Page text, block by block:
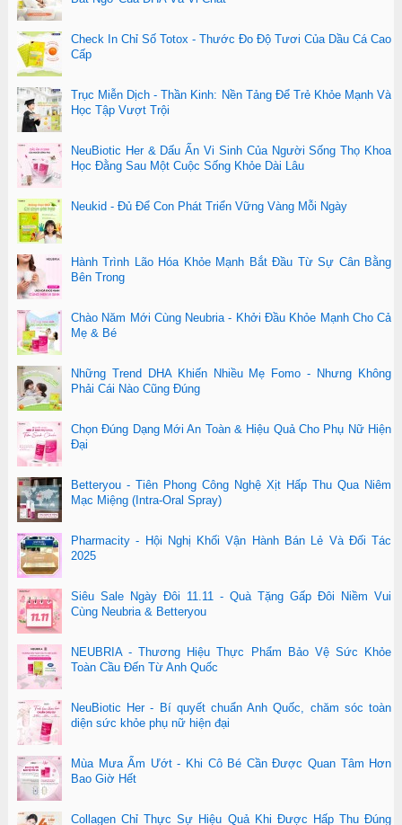
Check In Chỉ Số Totox - Thước Đo Độ Tươi Của Dầu Cá Cao
Cấp
Trục Miễn Dịch - Thần Kinh: Nền Tảng Để Trẻ Khỏe Mạnh Và
Học Tập Vượt Trội
NeuBiotic Her & Dấu Ấn Vi Sinh Của Người Sống Thọ Khoa
Học Đằng Sau Một Cuộc Sống Khỏe Dài Lâu
Neukid - Đủ Để Con Phát Triển Vững Vàng Mỗi Ngày
Hành Trình Lão Hóa Khỏe Mạnh Bắt Đầu Từ Sự Cân Bằng
Bên Trong
Chào Năm Mới Cùng Neubria - Khởi Đầu Khỏe Mạnh Cho Cả
Mẹ & Bé
Những Trend DHA Khiến Nhiều Mẹ Fomo - Nhưng Không
Phải Cái Nào Cũng Đúng
Chọn Đúng Dạng Mới An Toàn & Hiệu Quả Cho Phụ Nữ Hiện
Đại
Betteryou - Tiên Phong Công Nghệ Xịt Hấp Thu Qua Niêm
Mạc Miệng (Intra-Oral Spray)
Pharmacity - Hội Nghị Khối Vận Hành Bán Lẻ Và Đối Tác
2025
Siêu Sale Ngày Đôi 11.11 - Quà Tặng Gấp Đôi Niềm Vui
Cùng Neubria & Betteryou
NEUBRIA - Thương Hiệu Thực Phẩm Bảo Vệ Sức Khỏe
Toàn Cầu Đến Từ Anh Quốc
NeuBiotic Her - Bí quyết chuẩn Anh Quốc, chăm sóc toàn
diện sức khỏe phụ nữ hiện đại
Mùa Mưa Ẩm Ướt - Khi Cô Bé Cần Được Quan Tâm Hơn
Bao Giờ Hết
Collagen Chỉ Thực Sự Hiệu Quả Khi Được Hấp Thu Đúng